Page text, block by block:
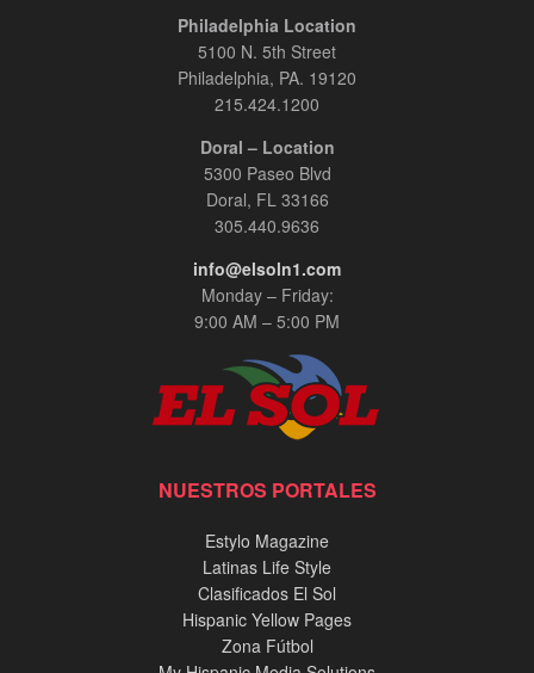
Philadelphia Location
5100 N. 5th Street
Philadelphia, PA. 19120
215.424.1200
Doral – Location
5300 Paseo Blvd
Doral, FL 33166
305.440.9636
info@elsoln1.com
Monday – Friday:
9:00 AM – 5:00 PM
NUESTROS PORTALES
Estylo Magazine
Latinas Life Style
Clasificados El Sol
Hispanic Yellow Pages
Zona Fútbol